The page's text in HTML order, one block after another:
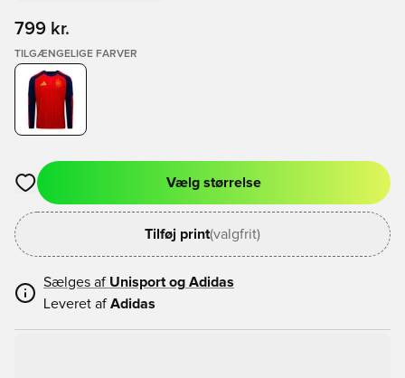
799 kr.
TILGÆNGELIGE FARVER
Åbner en Modal til at logge ind eller tilmelde dig som medlem
Vælg størrelse
Tilføj print(valgfrit)
Sælges af Unisport og Adidas
Leveret af Adidas